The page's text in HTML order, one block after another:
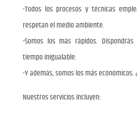
-Todos los procesos y técnicas
respetan el medio ambiente.
-Somos los más rápidos.
tiempo inigualable.
-Y además, somos los más económicos.
Nuestros servicios incluyen: